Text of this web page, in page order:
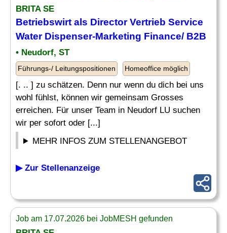
BRITA SE
Betriebswirt als DirectorVertrieb Service
Water Dispenser-Marketing Finance/ B2B
• Neudorf, ST
Führungs-/ Leitungspositionen Homeoffice möglich
[. .. ] zu schätzen. Denn nur wenn du dich bei uns
wohl fühlst, können wir gemeinsam Grosses
erreichen. Für unser Team in Neudorf LU suchen
wir per sofort oder [...]
MEHR INFOS ZUM STELLENANGEBOT
▶ Zur Stellenanzeige
Job am 17.07.2026 bei JobMESH gefunden